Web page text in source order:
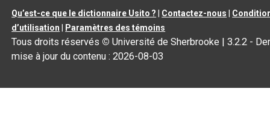
Qu’est-ce que le dictionnaire Usito ? Contactez-nous
d’utilisation
Paramètres des témoins
Tous droits réservés © Université de Sherbrooke |3.2.2 -
mise à jour du contenu :2026-08-03